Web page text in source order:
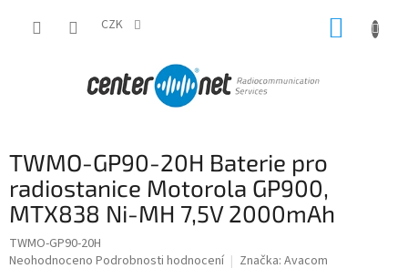
CZK
TWMO-GP90-20H Baterie pro
radiostanice Motorola GP900,
MTX838 Ni-MH 7,5V 2000mAh
TWMO-GP90-20H
Průměrné
Neohodnoceno Podrobnosti hodnocení Značka: Avacom